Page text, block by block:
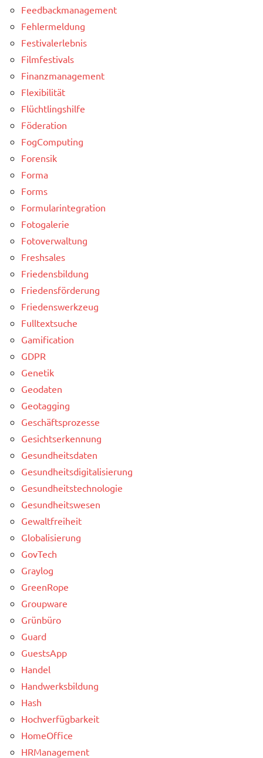
Feedbackmanagement
Fehlermeldung
Festivalerlebnis
Filmfestivals
Finanzmanagement
Flexibilität
Flüchtlingshilfe
Föderation
FogComputing
Forensik
Forma
Forms
Formularintegration
Fotogalerie
Fotoverwaltung
Freshsales
Friedensbildung
Friedensförderung
Friedenswerkzeug
Fulltextsuche
Gamification
GDPR
Genetik
Geodaten
Geotagging
Geschäftsprozesse
Gesichtserkennung
Gesundheitsdaten
Gesundheitsdigitalisierung
Gesundheitstechnologie
Gesundheitswesen
Gewaltfreiheit
Globalisierung
GovTech
Graylog
GreenRope
Groupware
Grünbüro
Guard
GuestsApp
Handel
Handwerksbildung
Hash
Hochverfügbarkeit
HomeOffice
HRManagement